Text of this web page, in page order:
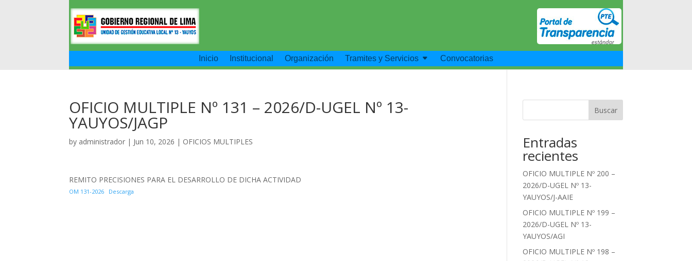
Inicio Institucional Organización Tramites y Servicios Convocatorias
OFICIO MULTIPLE Nº 131 – 2026/D-UGEL Nº 13-
YAUYOS/JAGP
by administrador | Jun 10, 2026 | OFICIOS MULTIPLES
REMITO PRECISIONES PARA EL DESARROLLO DE DICHA ACTIVIDAD
OM 131-2026 Descarga
Buscar
Entradas
recientes
OFICIO MULTIPLE Nº 200 –
2026/D-UGEL Nº 13-
YAUYOS/J-AAIE
OFICIO MULTIPLE Nº 199 –
2026/D-UGEL Nº 13-
YAUYOS/AGI
OFICIO MULTIPLE Nº 198 –